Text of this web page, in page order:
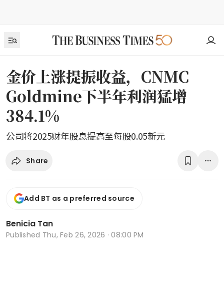
金价上涨提振收益，CNMC
Goldmine下半年利润猛增
384.1%
公司将2025财年股息提高至每股0.05新元
Share
Add BT as a preferred source
Benicia Tan
Published Thu, Feb 26, 2026 · 08:00 PM